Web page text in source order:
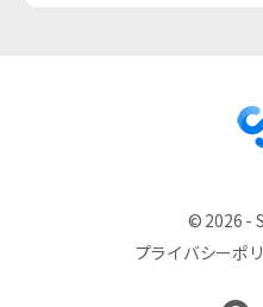
© 2026 -
プライバシーポ